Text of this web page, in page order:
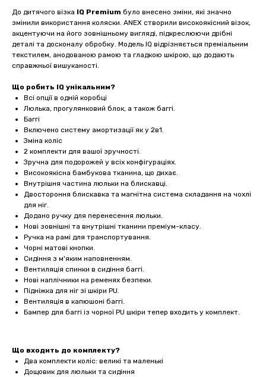
До дитячого візка IQ Premium було внесено зміни, які значно
змінили використання коляски. ANEX створили високоякісний візок,
акцентуючи на його зовнішньому вигляді, підкреслюючи дрібні
деталі та досконалу обробку. Модель IQ відрізняється преміальним
текстилем, анодованою рамою та гладкою шкірою, що додають
справжньої вишуканості.
Що робить IQ унікальним?
Всі опції в одній коробці
Люлька, прогулянковий блок, а також баггі.
Баггі
Включено систему амортизації як у 2в1.
Зміна коліс
2 комплекти для вашої зручності.
Зручна для подорожей у всіх конфігураціях.
Високоякісна бамбукова тканина, що дихає.
Внутрішня частина люльки на блискавці.
Двостороння блискавка та магнітна система складання на чохлі
для ніг.
Додано ручку для перенесення люльки.
Нові зовнішні та внутрішні тканини преміум-класу.
Ручка на рамі для транспортування.
Чорні матові кнопки.
Сидіння з м'яким наповненням.
Вентиляція спинки в сидіння баггі.
Нові наплічники на ременях безпеки.
Підніжка для ніг зі шкіри PU.
Вентиляція в капюшоні баггі.
Бампер для баггі із чорної PU шкіри тепер входить у комплект.
Що входить до комплекту?
Два комплекти коліс: великі та маленькі
Дощовик для люльки та сидіння